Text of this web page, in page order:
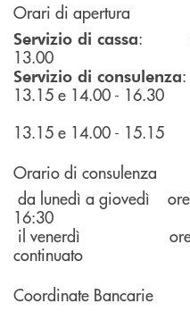
Orari di apertura
Servizio di cassa: da
13.00
Servizio di consulenza
13.15 e 14.00 - 16.30
il
13.15 e 14.00 - 15.15
Orario di consulenza
da lunedì a giovedì
16:30
il venerdì ore
continuato
Coordinate Bancarie